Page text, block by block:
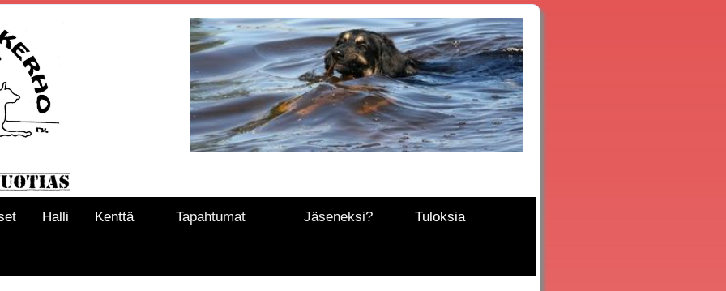
Halli Kenttä Tapahtumat Jäseneksi? Tuloksia